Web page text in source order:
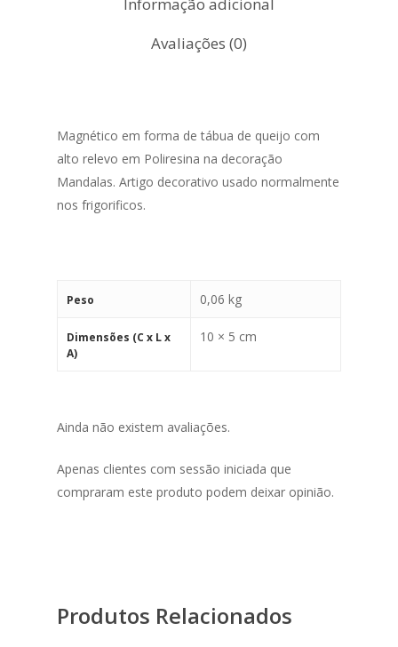
Avaliações (0)
Magnético em forma de tábua de queijo com
alto relevo em Poliresina na decoração
Mandalas. Artigo decorativo usado normalmente
nos frigorificos.
Peso 0,06 kg
Dimensões (C x L x
A)
10 × 5 cm
Ainda não existem avaliações.
Apenas clientes com sessão iniciada que
compraram este produto podem deixar opinião.
Produtos Relacionados